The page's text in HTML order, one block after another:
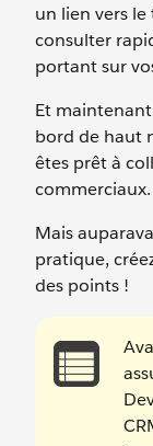
un lien vers
consulter
portant sur
Et
bord de haut
êtes prêt à
commerciaux.
Mais
pratique,
des points !